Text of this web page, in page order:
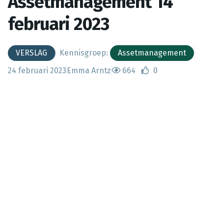
februari 2023
VERSLAG Kennisgroep:
Assetmanagement
24 februari 2023 Emma Arntz 664 0